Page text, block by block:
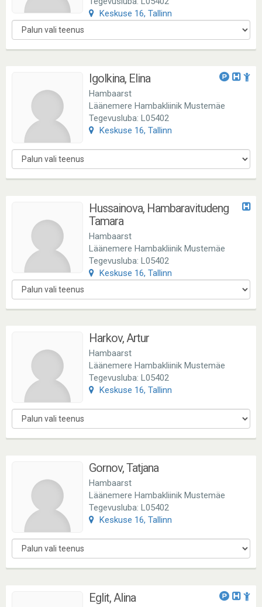
Keskuse 16, Tallinn
Igolkina, Elina
Hambaarst
Läänemere Hambakliinik Mustemäe
Tegevusluba: L05402
Keskuse 16, Tallinn
Hussainova, Hambaravitudeng
Tamara
Hambaarst
Läänemere Hambakliinik Mustemäe
Tegevusluba: L05402
Keskuse 16, Tallinn
Harkov, Artur
Hambaarst
Läänemere Hambakliinik Mustemäe
Tegevusluba: L05402
Keskuse 16, Tallinn
Gornov, Tatjana
Hambaarst
Läänemere Hambakliinik Mustemäe
Tegevusluba: L05402
Keskuse 16, Tallinn
Eglit, Alina